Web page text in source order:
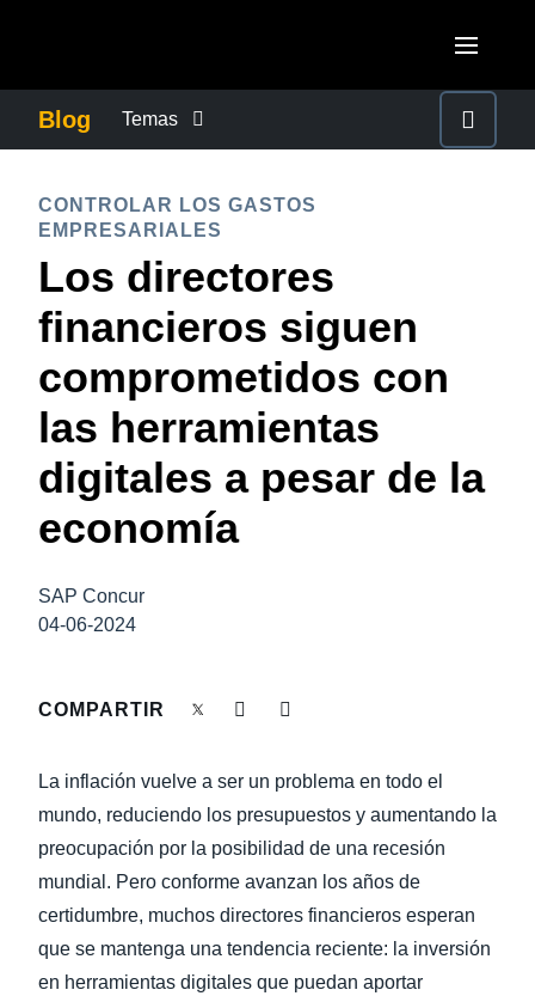
Canada (Français)
México (Español)
Brasil (Português)
France (Français)
Deutschland (Deutsch)
Italia (Italiano)
Nederlands (English)
Sweden (English)
Denmark (English)
Australia (English)
India (English)
日本（日本語)
Blog Temas
DUTY OF CARE
EXPERIENCIA DEL EMPLEADO
FRAUDE Y CUMPLIMIENTO
LA CONTINUIDAD DEL NEGOCIO
NOVEDADES DE LA EMPRESA
CONTROLAR LOS GASTOS
EMPRESARIALES
Los directores
financieros siguen
comprometidos con
las herramientas
digitales a pesar de la
economía
SAP Concur
04-06-2024
COMPARTIR
La inflación vuelve a ser un problema en todo el
mundo, reduciendo los presupuestos y aumentando la
preocupación por la posibilidad de una recesión
mundial. Pero conforme avanzan los años de
certidumbre, muchos directores financieros esperan
que se mantenga una tendencia reciente: la inversión
en herramientas digitales que puedan aportar